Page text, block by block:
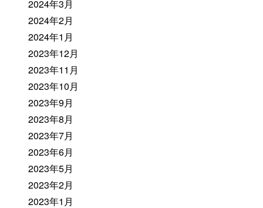
2024年3月
2024年2月
2024年1月
2023年12月
2023年11月
2023年10月
2023年9月
2023年8月
2023年7月
2023年6月
2023年5月
2023年2月
2023年1月